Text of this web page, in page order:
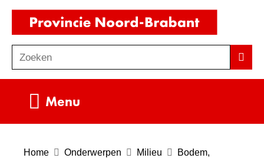
Ga
de
inhoud
o
e
Zoeken
Menu
Home Onderwerpen Milieu Bodem,